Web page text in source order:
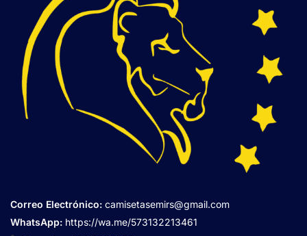
Correo Electrónico: camisetasemirs@gmail.com
WhatsApp: https://wa.me/573132213461